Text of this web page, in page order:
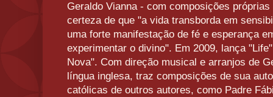
Geraldo Vianna - com composições
certeza de que "a vida transborda em
uma forte manifestação de fé e esperança
experimentar o divino". Em 2009, lança
Nova". Com direção musical e arranjos de
língua inglesa, traz composições de sua
católicas de outros autores, como Padre